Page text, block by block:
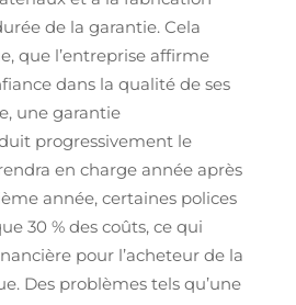
de la garantie. Cela
que l’entreprise affirme
dans la qualité de ses
une garantie
progressivement le
en charge année après
année, certaines polices
30 % des coûts, ce qui
pour l’acheteur de la
Des problèmes tels qu’une